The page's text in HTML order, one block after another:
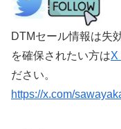
DTMセール情報は失
を確保されたい方はX
ださい。
https://x.com/